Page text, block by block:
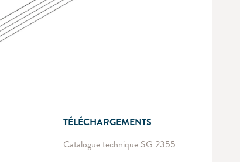
TÉLÉCHARGEMENTS
Catalogue technique SG 2355